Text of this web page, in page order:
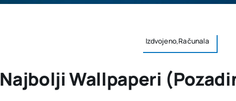
Izdvojeno,Računala
Najbolji Wallpaperi